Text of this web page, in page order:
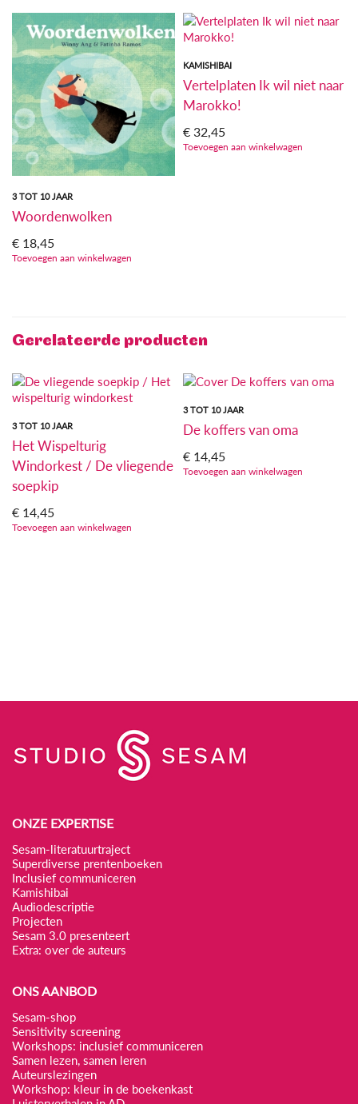
3 TOT 10 JAAR
Woordenwolken
€ 18,45
Toevoegen aan winkelwagen
KAMISHIBAI
Vertelplaten Ik wil niet naar
Marokko!
€ 32,45
Toevoegen aan winkelwagen
Gerelateerde producten
3 TOT 10 JAAR
Het Wispelturig
Windorkest / De vliegende
soepkip
€ 14,45
Toevoegen aan winkelwagen
3 TOT 10 JAAR
De koffers van oma
€ 14,45
Toevoegen aan winkelwagen
ONZE EXPERTISE
Sesam-literatuurtraject
Superdiverse prentenboeken
Inclusief communiceren
Kamishibai
Audiodescriptie
Projecten
Sesam 3.0 presenteert
Extra: over de auteurs
ONS AANBOD
Sesam-shop
Sensitivity screening
Workshops: inclusief communiceren
Samen lezen, samen leren
Auteurslezingen
Workshop: kleur in de boekenkast